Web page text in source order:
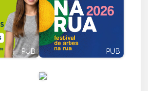
PUB PUB